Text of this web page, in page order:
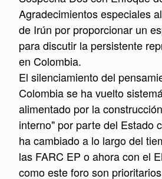
Agradecimientos especiales
de Irún por proporcionar un
para discutir la persistente
en Colombia.
El silenciamiento del
Colombia se ha vuelto
alimentado por la
interno" por parte del Estado
ha cambiado a lo largo del
las FARC EP o ahora con el
como este foro son